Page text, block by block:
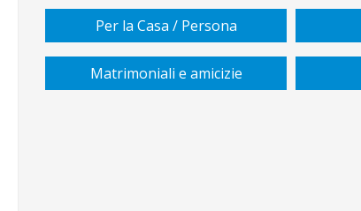
Per la Casa / Persona
Matrimoniali e amicizie